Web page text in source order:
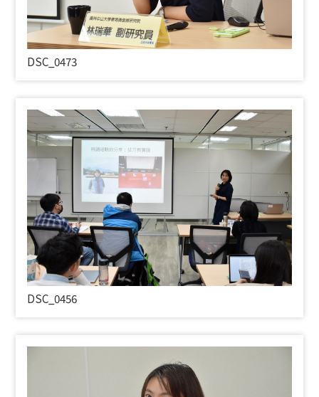
DSC_0473
DSC_0456